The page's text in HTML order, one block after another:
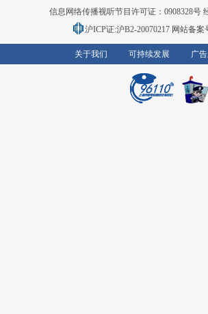
信息网络传播视听节目许可证：0908328号
沪ICP证:沪B2-20070217 网站备案
关于我们 可持续发展 广